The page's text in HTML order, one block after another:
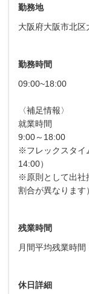
勤務地
大阪府大阪市北
勤務時間
09:00~18:00
〈補足情報〉
就業時間
9:00～18:00
※フレックスタイ
14:00）
※原則として出社
割合が異なります）
残業時間
月間平均残業時
休日詳細